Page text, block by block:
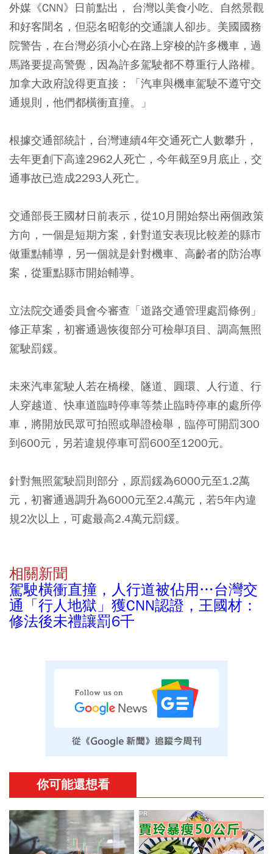
外媒《CNN》日前點出， 台灣以美食小吃、自然景觀
和好客聞名，但惡名昭彰的交通讓人卻步。美國國務
院警告，在台灣必須小心在路上穿梭的許多機車，過
馬路要提高警覺，因為許多駕駛都不尊重行人路權。
加拿大政府說得更直接：「汽車與機車駕駛不遵守交
通規則，他們都橫衝直撞。」
根據交通部統計，台灣連續4年交通死亡人數攀升，
去年更創下高達2962人死亡，今年截至9月底止，交
通事故已造成2293人死亡。
交通部長王國材日前表示，從10月開始祭出兩個政策
方向，一個是短期方案，針對道安表現比較差的縣市
做重點輔導，另一個就是針對機車、高齡者的防治專
案，從重點縣市開始輔導。
立法院交通委員會今審查「道路交通管理處罰條例」
修正草案，初審通過恢復部分可檢舉項目、調高無照
駕駛罰鍰。
未來汽車駕駛人若在橋樑、隧道、圓環、人行道、行
人穿越道、快車道臨時停車等禁止臨時停車的處所停
車，將開放民眾可拍照或舉證檢舉，臨停可開罰300
到600元，另若違規停車可罰600至1200元。
針對無照駕駛罰則部分，原罰鍰為6000元至1.2萬
元，初審通過調升為6000元至2.4萬元，若5年內違
規2次以上，可處最高2.4萬元罰鍰。
相關新聞
駕駛橫衝直撞，人行道被佔用…台灣交
通「行人地獄」獲CNN認證，王國材：
修法後未禮讓罰6千